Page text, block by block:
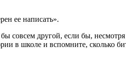
ее написать».
совсем другой, если бы,
в школе и вспомните, сколько